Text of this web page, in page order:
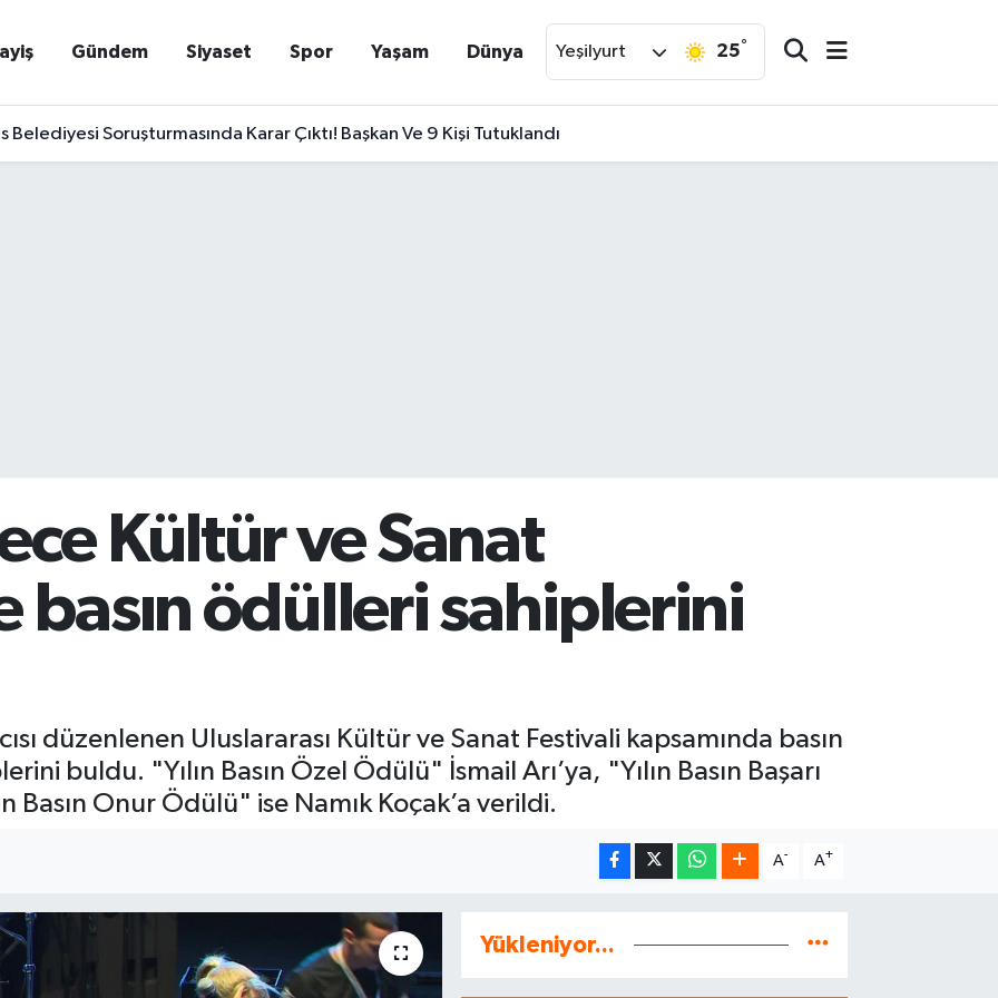
Gündem Siyaset Spor Yaşam Dünya Yeşilyurt 25°
Soruşturmasında Karar Çıktı! Başkan Ve 9 Kişi Tutuklandı
Kültür ve Sanat
basın ödülleri sahiplerini
düzenlenen Uluslararası Kültür ve Sanat Festivali kapsamında basın
buldu. "Yılın Basın Özel Ödülü" İsmail Arı’ya, "Yılın Basın Başarı
Basın Onur Ödülü" ise Namık Koçak’a verildi.
A- A+
Yükleniyor...